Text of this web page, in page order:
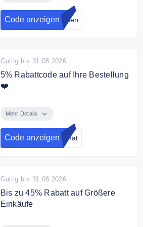
sie sich einen 10% Gutschein für
Ihre Bestellung.
Code anzeigen oden
Gültig bis 31.08.2026
5% Rabattcode auf Ihre Bestellung
❤️
Ihre Bestellung
Mehr Details
Code anzeigen ymat
Gültig bis 31.08.2026
Bis zu 45% Rabatt auf Größere
Einkäufe